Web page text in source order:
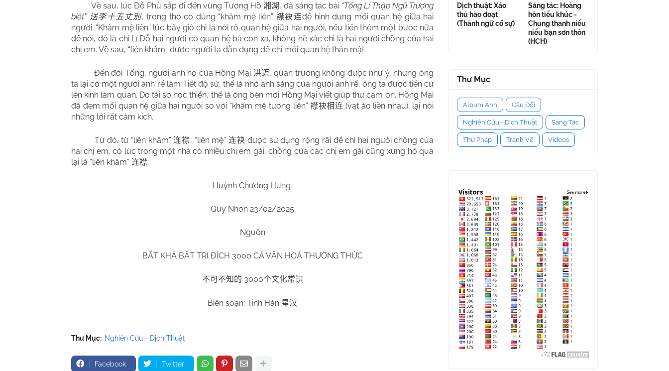
Về sau, lúc Đỗ Phủ sắp đi đến vùng Tương Hồ湘湖, đã sáng tác bài “Tống Lí Thập Ngũ Trượng
biệt” 送李十五丈別, trong thơ có dùng “khâm mệ liên” 襟袂连để hình dung mối quan hệ giữa hai
người. “Khâm mệ liên” lúc bấy giờ chỉ là nói rõ quan hệ giữa hai người, nếu tiến thêm một bước nữa
để nói, đó là chỉ Lí Đỗ hai người có quan hệ bà con xa, không hề xác chỉ là hai người chồng của hai
chị em. Về sau, “liên khâm” được người ta dẫn dụng để chỉ mối quan hệ thân mật.
Đến đời Tống, người anh họ của Hồng Mại 洪迈, quan trường không được như ý, nhưng ông
ta lại có một người anh rể làm Tiết độ sứ, thế là nhờ ánh sáng của người anh rể, ông ta được tiến cử
lên kinh làm quan. Do tài sơ học thiển, thế là ông bèn mời Hồng Mại viết giúp thư cám ơn. Hồng Mại
đã đem mối quan hệ giữa hai người so với “khâm mệ tương liên”襟袂相连 (vạt áo liền nhau), lại nói
những lới rất cảm kích.
Từ đó, từ “liên khâm”连襟, “liên mệ” 连袂 được sử dụng rộng rãi để chỉ hai người chồng của
hai chị em, có lúc trong một nhà có nhiều chị em gái, chồng của các chị em gái cũng xưng hô qua
lại là “liên khâm” 连襟.
Huỳnh Chương Hưng
Quy Nhơn 23/02/2025
Nguồn
BẤT KHẢ BẤT TRI ĐÍCH 3000 CÁ VĂN HOÁ THƯỜNG THỨC
不可不知的 3000个文化常识
Biên soạn: Tinh Hán 星汉
Thư Mục: Nghiên Cứu - Dịch Thuật
Facebook Twitter
Dịch thuật: Xảo
thủ hào đoạt
(Thành ngữ cố sự)
Sáng tác: Hoàng
hôn tiểu khúc -
Chung thanh niểu
niểu bạn sơn thôn
(HCH)
Thư Mục
Album Ảnh Câu Đối
Nghiên Cứu - Dịch Thuật Sáng Tác
Thư Pháp Tranh Vẽ Videos